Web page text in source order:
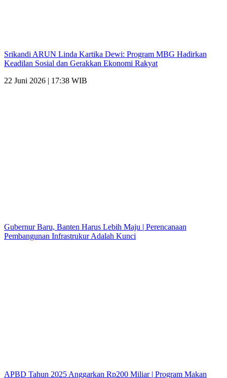
Srikandi ARUN Linda Kartika Dewi: Program MBG Hadirkan
Keadilan Sosial dan Gerakkan Ekonomi Rakyat
22 Juni 2026 | 17:38 WIB
Gubernur Baru, Banten Harus Lebih Maju | Perencanaan
Pembangunan Infrastrukur Adalah Kunci
APBD Tahun 2025 Anggarkan Rp200 Miliar | Program Makan